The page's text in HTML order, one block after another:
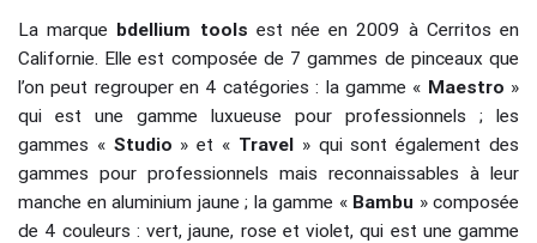
La marque bdellium tools est née en 2009 à Cerritos en
Californie. Elle est composée de 7 gammes de pinceaux que
l’on peut regrouper en 4 catégories : la gamme « Maestro »
qui est une gamme luxueuse pour professionnels ; les
gammes « Studio » et « Travel» qui sont également des
gammes pour professionnels mais reconnaissables à leur
manche en aluminium jaune ; la gamme « Bambu » composée
de 4 couleurs : vert, jaune, rose et violet, qui est une gamme